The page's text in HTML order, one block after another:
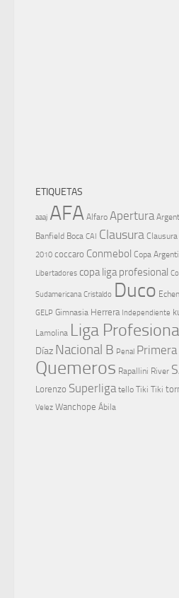
ETIQUETAS
aaaj AFA Alfaro Apertura
Banfield Boca CAI Clausura
2010 coccaro Conmebol Copa
Libertadores copa liga profesional
Sudamericana Cristaldo Duco
GELP Gimnasia Herrera Independiente
Lamolina Liga
Díaz Nacional B Penal Primera
Quemeros Rapallini River
Lorenzo Superliga tello Tiki Tiki
Velez Wanchope Ábila